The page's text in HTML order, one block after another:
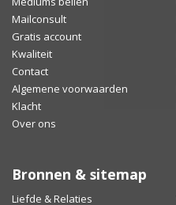
Mailconsult
Gratis account
Kwaliteit
Contact
Algemene voorwaarden
Klacht
Over ons
Bronnen & sitemap
Liefde & Relaties